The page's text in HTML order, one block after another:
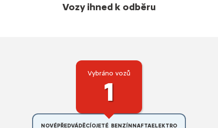
Vozy ihned k odběru
NOVÉPŘEDVÁDĚCÍOJETÉ BENZÍNNAFTAELEKTRO
Vybráno vozů
1